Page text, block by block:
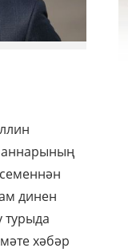
динен
турыда
хәбәр